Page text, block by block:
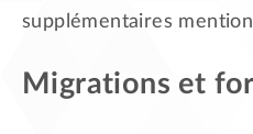
supplémentaires
Migrations et